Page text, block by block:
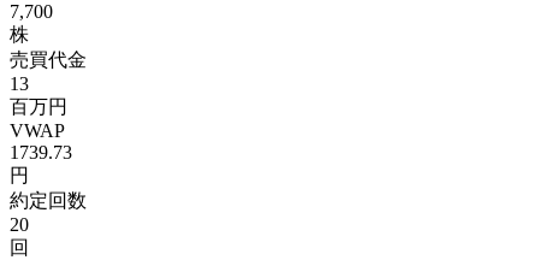
7,700
株
売買代金
13
百万円
VWAP
1739.73
円
約定回数
20
回